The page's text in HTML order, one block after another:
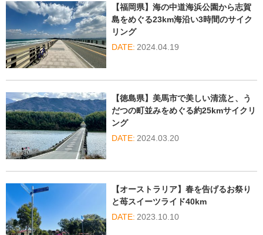
【福岡県】海の中道海浜公園から志賀
島をめぐる23km海沿い3時間のサイク
リング
2024.04.19
【徳島県】美馬市で美しい清流と、う
だつの町並みをめぐる約25kmサイクリ
ング
2024.03.20
【オーストラリア】春を告げるお祭り
と苺スイーツライド40km
2023.10.10